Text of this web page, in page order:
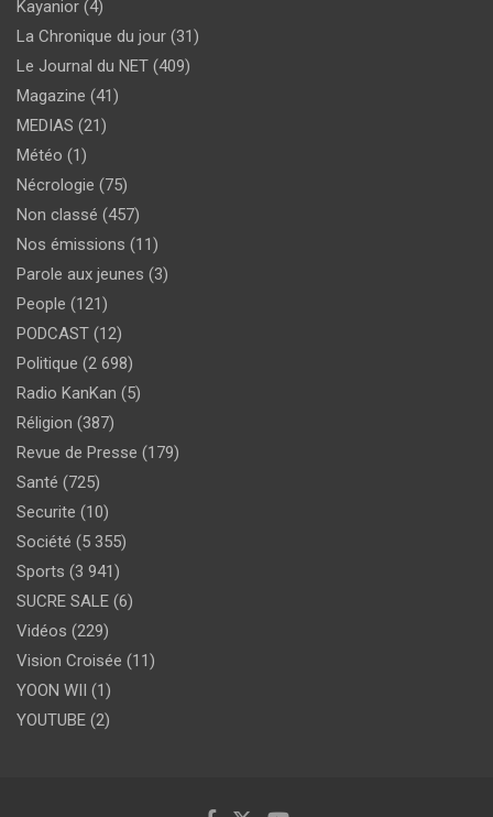
Kayanior (4)
La Chronique du jour (31)
Le Journal du NET (409)
Magazine (41)
MEDIAS (21)
Météo (1)
Nécrologie (75)
Non classé (457)
Nos émissions (11)
Parole aux jeunes (3)
People (121)
PODCAST (12)
Politique (2 698)
Radio KanKan (5)
Réligion (387)
Revue de Presse (179)
Santé (725)
Securite (10)
Société (5 355)
Sports (3 941)
SUCRE SALE (6)
Vidéos (229)
Vision Croisée (11)
YOON WII (1)
YOUTUBE (2)